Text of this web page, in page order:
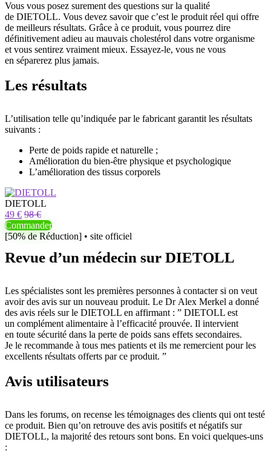
Vous vous posez surement des questions sur la qualité
de DIETOLL. Vous devez savoir que c’est le produit réel qui offre
de meilleurs résultats. Grâce à ce produit, vous pourrez dire
définitivement adieu au mauvais cholestérol dans votre organisme
et vous sentirez vraiment mieux. Essayez-le, vous ne vous
en séparerez plus jamais.
Les résultats
L’utilisation telle qu’indiquée par le fabricant garantit les résultats
suivants :
Perte de poids rapide et naturelle ;
Amélioration du bien-être physique et psychologique
L’amélioration des tissus corporels
DIETOLL
49 € 98 €
Commander
[50% de Réduction] • site officiel
Revue d’un médecin sur DIETOLL
Les spécialistes sont les premières personnes à contacter si on veut
avoir des avis sur un nouveau produit. Le Dr Alex Merkel a donné
des avis réels sur le DIETOLL en affirmant : ” DIETOLL est
un complément alimentaire à l’efficacité prouvée. Il intervient
en toute sécurité dans la perte de poids sans effets secondaires.
Je le recommande à tous mes patients et ils me remercient pour les
excellents résultats offerts par ce produit. ”
Avis utilisateurs
Dans les forums, on recense les témoignages des clients qui ont testé
ce produit. Bien qu’on retrouve des avis positifs et négatifs sur
DIETOLL, la majorité des retours sont bons. En voici quelques-uns
: